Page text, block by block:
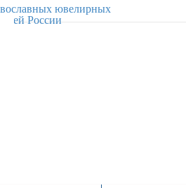
ювелирных
России